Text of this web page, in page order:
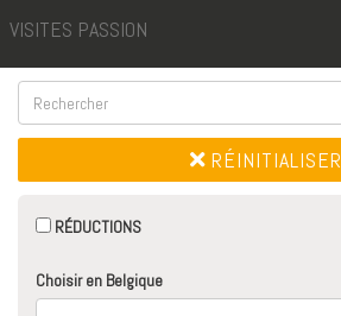
VISITES PASSION
RÉINITIALISER
RÉDUCTIONS
Choisir en Belgique